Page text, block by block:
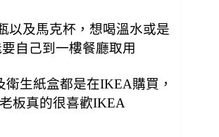
以及馬克杯， 想喝溫水或是
自己到一樓餐廳取用
衛生紙盒都是在IKEA購買，
板真的很喜歡IKEA